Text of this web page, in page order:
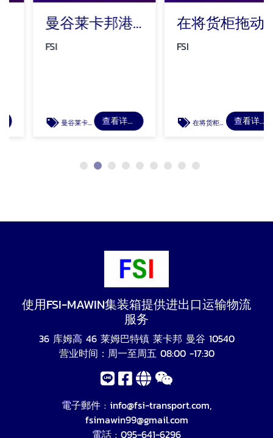
曼谷莱卡邦港冷藏集装箱拖车
曼谷莱卡邦港冷藏集装箱拖车 查看详情
在将货柜拖动给客户之前检查货柜的状况
在将货柜拖动给客户之前检查货柜的状况 查看详情
使用FSI-MAWIN集装箱提供进出口运输物流
服务
36 库姆高 46 莱姆巴特镇 莱卡邦 曼谷 10540
营业时间：周一至周五 08:00 -17:30
電子郵件 : info@fsi-transport.com,
fsimawin99@gmail.com
電話 : 095-641-6296